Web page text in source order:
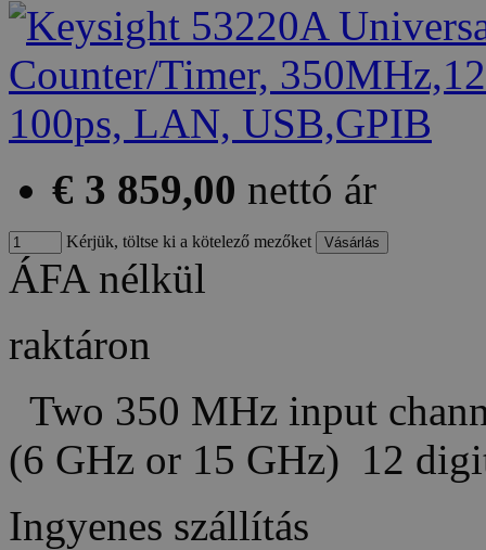
€ 3 859,00 nettó ár
Kérjük, töltse ki a kötelező mezőket
ÁFA nélkül
raktáron
Two 350 MHz input
(6 GHz or 15 GHz) 12
Ingyenes szállítás